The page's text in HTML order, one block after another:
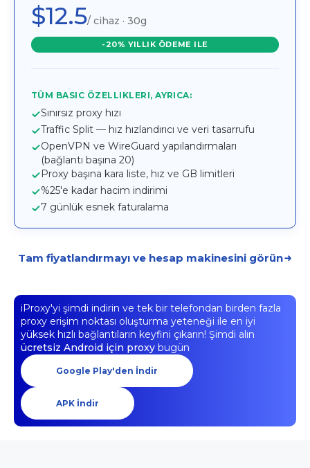
$12.5/ cihaz · 30g
-20% YILLIK ÖDEME ILE
TÜM BASIC ÖZELLIKLERI, AYRICA:
Sınırsız proxy hızı
Traffic Split — hız hızlandırıcı ve veri tasarrufu
OpenVPN ve WireGuard yapılandırmaları
(bağlantı başına 20)
Proxy başına kara liste, hız ve GB limitleri
%25'e kadar hacim indirimi
7 günlük esnek faturalama
Tam fiyatlandırmayı ve hesap makinesini görün
iProxy'yi şimdi indirin ve tek bir telefondan birden fazla
proxy erişim noktası oluşturma yeteneği ile en iyi
yüksek hızlı bağlantıların keyfini çıkarın! Şimdi alın
ücretsiz Android için proxy bugün
Google Play'den İndir
APK İndir